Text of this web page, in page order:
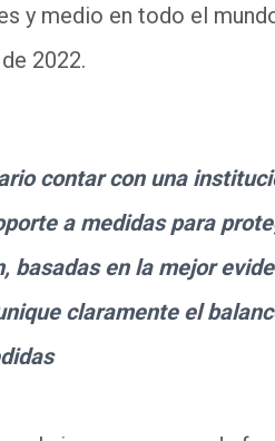
y medio en todo el
2022.
contar con una
a medidas para
basadas en la mejor
claramente el